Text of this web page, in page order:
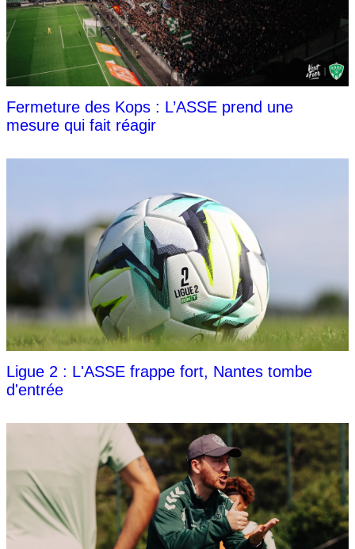
Fermeture des Kops : L’ASSE prend une
mesure qui fait réagir
Ligue 2 : L'ASSE frappe fort, Nantes tombe
d'entrée